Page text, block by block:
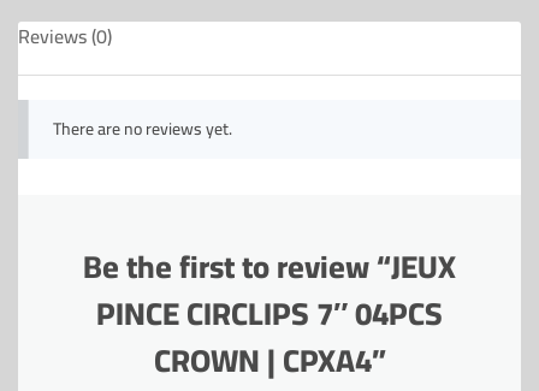
Reviews (0)
There are no reviews yet.
Be the first to review “JEUX
PINCE CIRCLIPS 7″ 04PCS
CROWN | CPXA4”